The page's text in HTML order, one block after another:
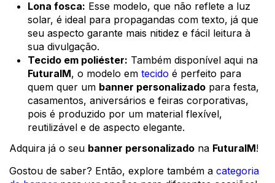
Lona fosca: Esse modelo, que não reflete a luz
solar, é ideal para propagandas com texto, já que
seu aspecto garante mais nitidez e fácil leitura à
sua divulgação.
Tecido em poliéster: Também disponível aqui na
FuturaIM, o modelo em tecido é perfeito para
quem quer um banner personalizado para festa,
casamentos, aniversários e feiras corporativas,
pois é produzido por um material flexível,
reutilizável e de aspecto elegante.
Adquira já o seu banner personalizado na FuturaIM!
Gostou de saber? Então, explore também a categoria